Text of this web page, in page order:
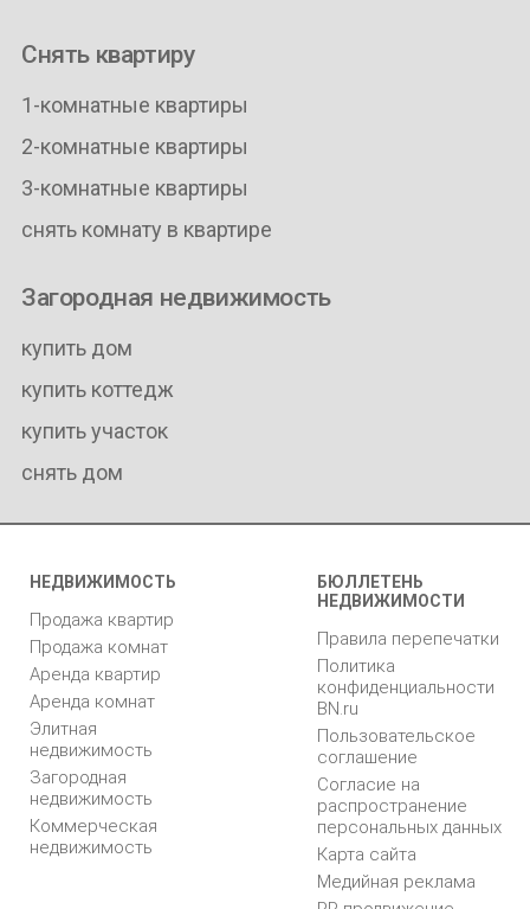
Снять квартиру
1-комнатные квартиры
2-комнатные квартиры
3-комнатные квартиры
снять комнату в квартире
Загородная недвижимость
купить дом
купить коттедж
купить участок
снять дом
НЕДВИЖИМОСТЬ
Продажа квартир
Продажа комнат
Аренда квартир
Аренда комнат
Элитная
недвижимость
Загородная
недвижимость
Коммерческая
недвижимость
БЮЛЛЕТЕНЬ
НЕДВИЖИМОСТИ
Правила перепечатки
Политика
конфиденциальности
BN.ru
Пользовательское
соглашение
Согласие на
распространение
персональных данных
Карта сайта
Медийная реклама